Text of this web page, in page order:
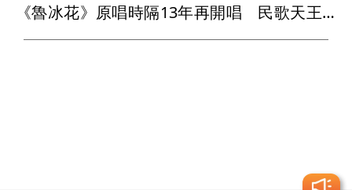
《魯冰花》原唱時隔13年再開唱 民歌天王天后齊聚台下朝聖